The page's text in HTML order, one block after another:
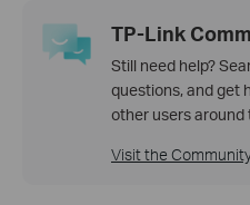
TP-Link
Still need help?
questions, and get
other users around
Visit the